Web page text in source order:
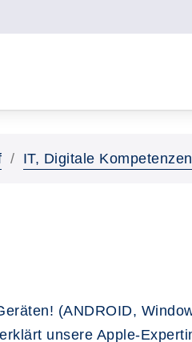
IT, Digitale Kompetenzen
(ANDROID,
unsere Apple-